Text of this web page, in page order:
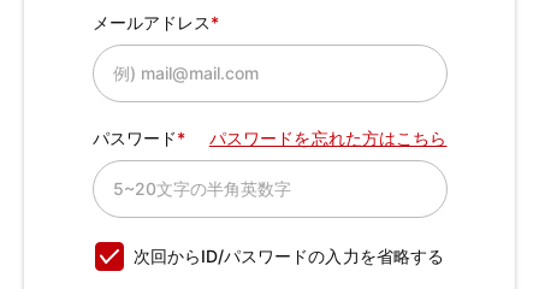
メールアドレス
パスワード パスワードを忘れた方はこちら
次回からID/パスワードの入力を省略する